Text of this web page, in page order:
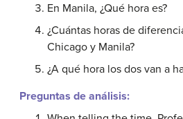
En Manila, ¿Qué hora es?
¿Cuántas horas de
Chicago y Manila?
¿A qué hora los dos van a
Preguntas de análisis: